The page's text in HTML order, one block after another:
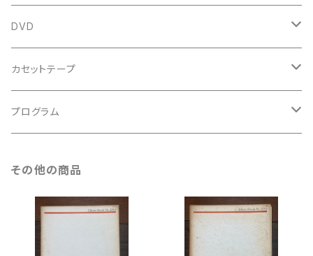
鍵盤用
スコア
古楽以外
トートバッグ
バロック
ルネサンス
DVD
古楽
古楽以外
カセットテープ
古楽
プログラム
古楽以外
その他の商品